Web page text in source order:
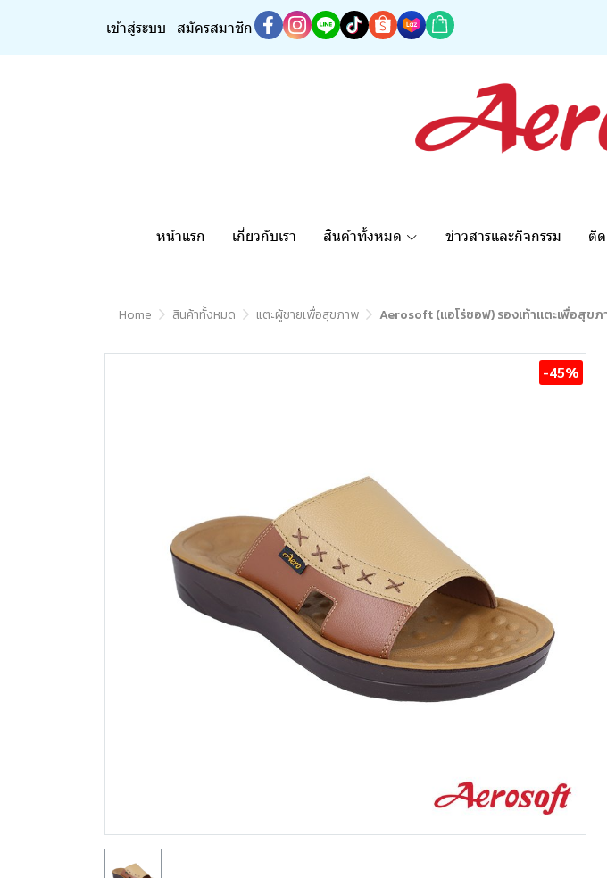
เข้าสู่ระบบ สมัครสมาชิก
หน้าแรก เกี่ยวกับเรา สินค้าทั้งหมด ข่าวสารและกิจกรรม ติด
Home สินค้าทั้งหมด แตะผู้ชายเพื่อสุขภาพ Aerosoft (แอโร่ซอฟ) รองเท้าแตะเพื่อสุขภ
-45%